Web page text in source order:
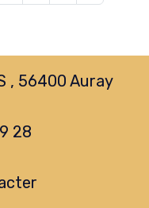
, 56400 Auray
28